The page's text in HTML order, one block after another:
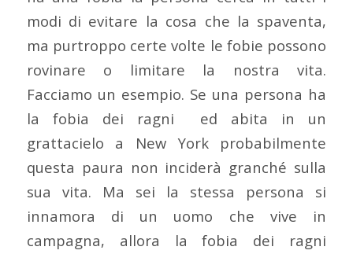
modi di evitare la cosa che la spaventa,
ma purtroppo certe volte le fobie possono
rovinare o limitare la nostra vita.
Facciamo un esempio. Se una persona ha
la fobia dei ragni ed abita in un
grattacielo a New York probabilmente
questa paura non inciderà granché sulla
sua vita. Ma sei la stessa persona si
innamora di un uomo che vive in
campagna, allora la fobia dei ragni